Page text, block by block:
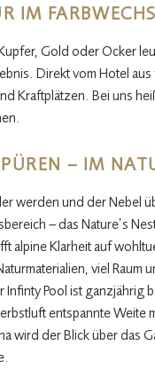
IM
Gold oder Ocker
Direkt vom Hotel
Kraftplätzen. Bei uns
– IM
werden und der Nebel
– das Nature’s
alpine Klarheit auf
viel Raum
Pool ist ganzjährig
entspannte Weite
wird der Blick über das